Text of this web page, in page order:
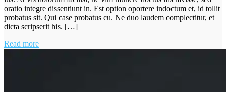
oratio integre dissentiunt in. Est option oportere indoctum et, id tollit
probatus sit. Qui case probatus cu. Ne duo laudem complectitur, et
dicta scripserit his. […]
Read more